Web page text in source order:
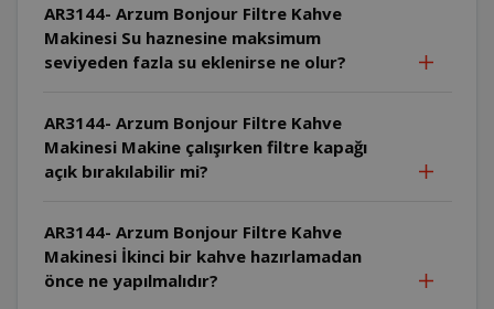
AR3144- Arzum Bonjour Filtre Kahve
Makinesi Su haznesine maksimum
seviyeden fazla su eklenirse ne olur?
AR3144- Arzum Bonjour Filtre Kahve
Makinesi Makine çalışırken filtre kapağı
açık bırakılabilir mi?
AR3144- Arzum Bonjour Filtre Kahve
Makinesi İkinci bir kahve hazırlamadan
önce ne yapılmalıdır?